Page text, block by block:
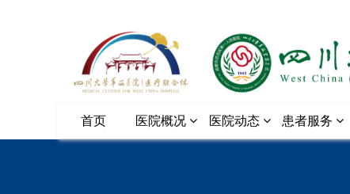
首页 医院概况 医院动态 患者服务